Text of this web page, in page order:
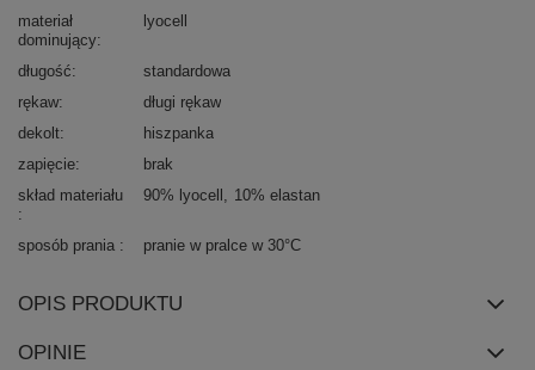
materiał
dominujący
lyocell
długość
standardowa
rękaw
długi rękaw
dekolt
hiszpanka
zapięcie
brak
skład materiału
90% lyocell 10% elastan
sposób prania pranie w pralce w 30°C
OPIS PRODUKTU
OPINIE